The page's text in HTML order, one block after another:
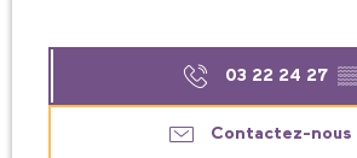
03 22 24 27
Contactez-nous